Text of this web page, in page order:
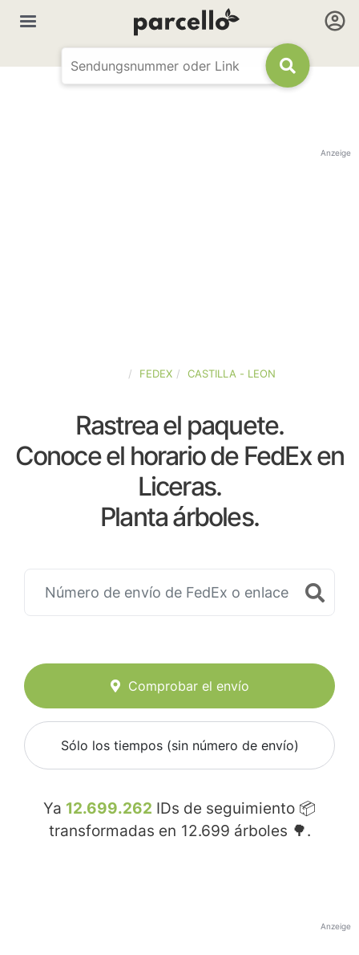
Anzeige
FEDEX CASTILLA - LEON
Rastrea el paquete.
Conoce el horario de FedEx en
Liceras.
Planta árboles.
Comprobar el envío
Sólo los tiempos (sin número de envío)
Ya 12.699.262 IDs de seguimiento 📦
transformadas en 12.699 árboles 🌳.
Anzeige